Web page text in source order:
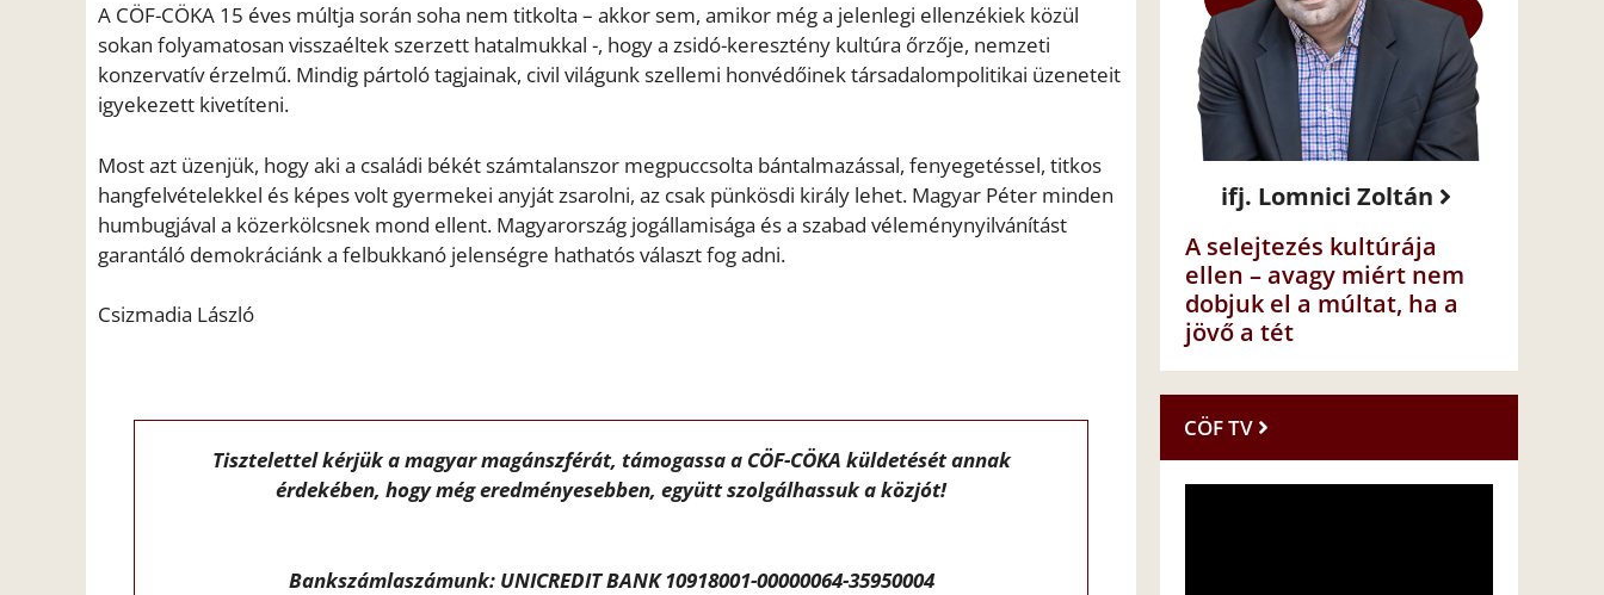
A CÖF-CÖKA 15 éves múltja során soha nem titkolta – akkor sem, amikor még a jelenlegi ellenzékiek közül
sokan folyamatosan visszaéltek szerzett hatalmukkal -, hogy a zsidó-keresztény kultúra őrzője, nemzeti
konzervatív érzelmű. Mindig pártoló tagjainak, civil világunk szellemi honvédőinek társadalompolitikai üzeneteit
igyekezett kivetíteni.
Most azt üzenjük, hogy aki a családi békét számtalanszor megpuccsolta bántalmazással, fenyegetéssel, titkos
hangfelvételekkel és képes volt gyermekei anyját zsarolni, az csak pünkösdi király lehet. Magyar Péter minden
humbugjával a közerkölcsnek mond ellent. Magyarország jogállamisága és a szabad véleménynyilvánítást
garantáló demokráciánk a felbukkanó jelenségre hathatós választ fog adni.
Csizmadia László
Tisztelettel kérjük a magyar magánszférát, támogassa a CÖF-CÖKA küldetését annak
érdekében, hogy még eredményesebben, együtt szolgálhassuk a közjót!
Bankszámlaszámunk: UNICREDIT BANK 10918001-00000064-35950004
ifj. Lomnici Zoltán
A selejtezés kultúrája
ellen – avagy miért nem
dobjuk el a múltat, ha a
jövő a tét
CÖF TV